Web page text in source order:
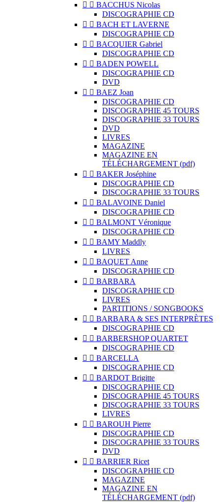
  BACCHUS Nicolas
DISCOGRAPHIE CD
  BACH ET LAVERNE
DISCOGRAPHIE CD
  BACQUIER Gabriel
DISCOGRAPHIE CD
  BADEN POWELL
DISCOGRAPHIE CD
DVD
  BAEZ Joan
DISCOGRAPHIE CD
DISCOGRAPHIE 45 TOURS
DISCOGRAPHIE 33 TOURS
DVD
LIVRES
MAGAZINE
MAGAZINE EN
TÉLÉCHARGEMENT (pdf)
  BAKER Joséphine
DISCOGRAPHIE CD
DISCOGRAPHIE 33 TOURS
  BALAVOINE Daniel
DISCOGRAPHIE CD
  BALMONT Véronique
DISCOGRAPHIE CD
  BAMY Maddly
LIVRES
  BAQUET Anne
DISCOGRAPHIE CD
  BARBARA
DISCOGRAPHIE CD
LIVRES
PARTITIONS / SONGBOOKS
  BARBARA & SES INTERPRÈTES
DISCOGRAPHIE CD
  BARBERSHOP QUARTET
DISCOGRAPHIE CD
  BARCELLA
DISCOGRAPHIE CD
  BARDOT Brigitte
DISCOGRAPHIE CD
DISCOGRAPHIE 45 TOURS
DISCOGRAPHIE 33 TOURS
LIVRES
  BAROUH Pierre
DISCOGRAPHIE CD
DISCOGRAPHIE 33 TOURS
DVD
  BARRIER Ricet
DISCOGRAPHIE CD
MAGAZINE
MAGAZINE EN
TÉLÉCHARGEMENT (pdf)